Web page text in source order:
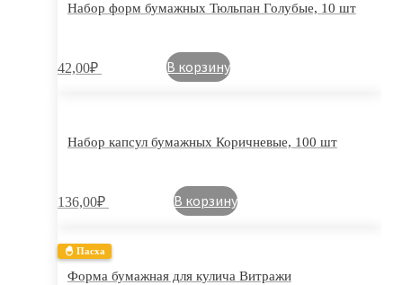
Набор форм бумажных Тюльпан Голубые, 10 шт
42,00₽ В корзину
Набор капсул бумажных Коричневые, 100 шт
136,00₽ В корзину
🐣 Пасха
Форма бумажная для кулича Витражи